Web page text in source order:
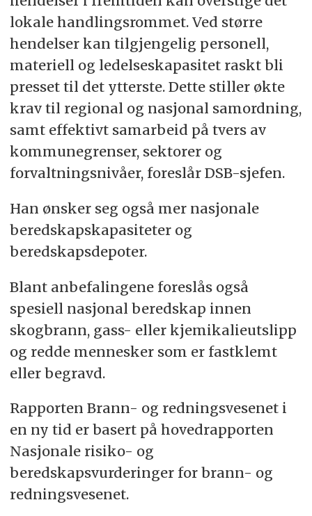
lokale handlingsrommet. Ved større
hendelser kan tilgjengelig personell,
materiell og ledelseskapasitet raskt bli
presset til det ytterste. Dette stiller økte
krav til regional og nasjonal samordning,
samt effektivt samarbeid på tvers av
kommunegrenser, sektorer og
forvaltningsnivåer, foreslår DSB-sjefen.
Han ønsker seg også mer nasjonale
beredskapskapasiteter og
beredskapsdepoter.
Blant anbefalingene foreslås også
spesiell nasjonal beredskap innen
skogbrann, gass- eller kjemikalieutslipp
og redde mennesker som er fastklemt
eller begravd.
Rapporten Brann- og redningsvesenet i
en ny tid er basert på hovedrapporten
Nasjonale risiko- og
beredskapsvurderinger for brann- og
redningsvesenet.